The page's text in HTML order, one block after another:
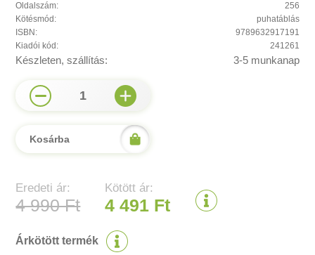
Oldalszám:
256
Kötésmód:
puhatáblás
ISBN:
9789632917191
Kiadói kód:
241261
Készleten, szállítás: 3-5 munkanap
1
Kosárba
Eredeti ár:
4 990 Ft
Kötött ár:
4 491 Ft
Árkötött termék